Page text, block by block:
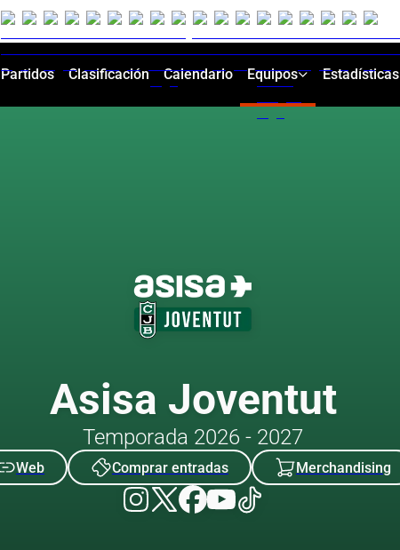
Partidos Clasificación Calendario Equipos Estadísticas
Asisa Joventut
Temporada 2026 - 2027
Web Comprar entradas Merchandising